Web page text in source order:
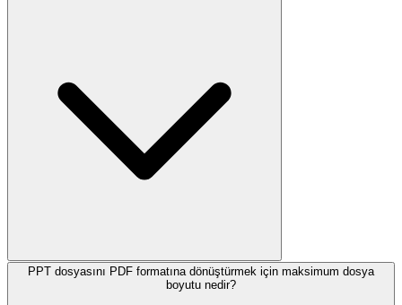
PPT dosyasını PDF formatına dönüştürmek için maksimum dosya
boyutu nedir?